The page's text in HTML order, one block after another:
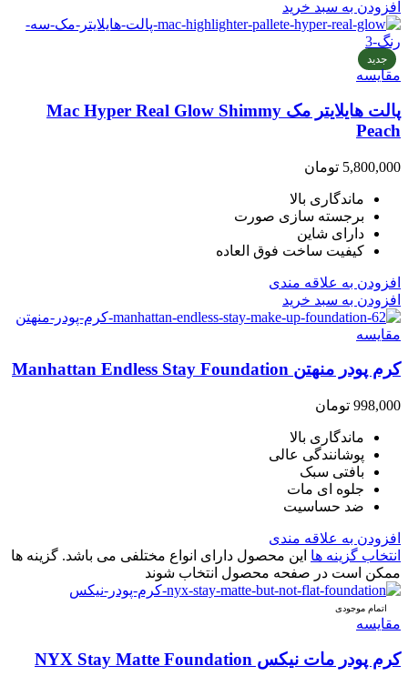
افزودن به سبد خرید
جدید
مقایسه
پالت هایلایتر مک Mac Hyper Real Glow Shimmy
Peach
5,800,000 تومان
ماندگاری بالا
برجسته سازی صورت
دارای شاین
کیفیت ساخت فوق العاده
افزودن به علاقه مندی
افزودن به سبد خرید
مقایسه
کرم پودر منهتن Manhattan Endless Stay Foundation
998,000 تومان
ماندگاری بالا
پوشانندگی عالی
بافتی سبک
جلوه ای مات
ضد حساسیت
افزودن به علاقه مندی
انتخاب گزینه ها این محصول دارای انواع مختلفی می باشد. گزینه ها
ممکن است در صفحه محصول انتخاب شوند
اتمام موجودی
مقایسه
کرم پودر مات نیکس NYX Stay Matte Foundation